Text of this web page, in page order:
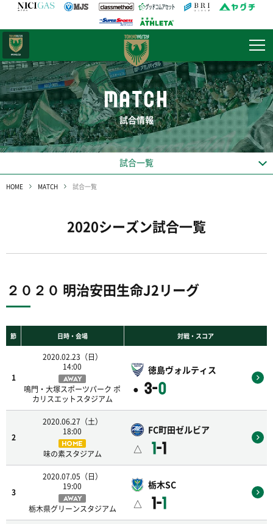
MATCH
試合情報
試合一覧
HOME MATCH 試合一覧
2020シーズン試合一覧
２０２０ 明治安田生命J2リーグ
節 日時・会場 対戦・スコア
1
2020.02.23（日）
14:00
AWAY
鳴門・大塚スポーツパーク ポ
カリスエットスタジアム
徳島ヴォルティス
● 3-0
2
2020.06.27（土）
18:00
HOME
味の素スタジアム
FC町田ゼルビア
△ 1-1
3
2020.07.05（日）
19:00
AWAY
栃木県グリーンスタジアム
栃木SC
△ 1-1